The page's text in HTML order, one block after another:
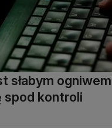
słabym
spod kontroli